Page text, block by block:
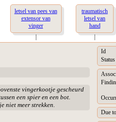
letsel van pees van
extensor van
vinger
traumatisch
letsel van
hand
| |
vingerkootje gescheurd
een spier en een bot.
niet meer strekken.
Id
Status
Due to